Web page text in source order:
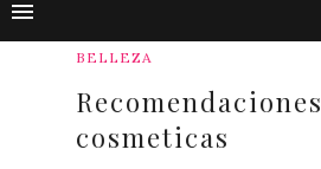
BELLEZA
Recomendaciones
cosmeticas